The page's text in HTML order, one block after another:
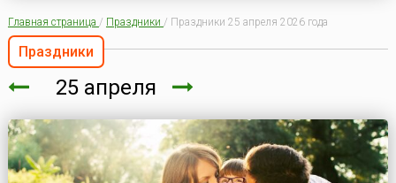
Главная страница / Праздники / Праздники 25 апреля 2026 года
Праздники
25 апреля